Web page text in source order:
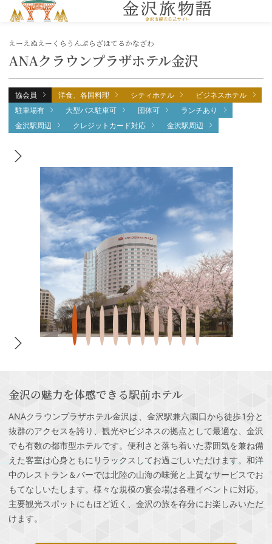
ANAクラウンプラザホテル金沢
えーえぬえーくらうんぷらざほてるかなざわ
協会員 洋食、各国料理 シティホテル
ビジネスホテル
駐車場有
大型バス駐車可 団体可
ランチあり
金沢駅周辺
クレジットカード対応 金沢駅周辺
金沢の魅力を体感できる駅前ホテル
ANAクラウンプラザホテル金沢は、金沢駅兼六園口から徒歩1分と
抜群のアクセスを誇り、観光やビジネスの拠点として最適な、金沢
でも有数の都市型ホテルです。便利さと落ち着いた雰囲気を兼ね備
えた客室は心身ともにリラックスしてお過ごしいただけます。和洋
中のレストラン＆バーでは北陸の山海の味覚と上質なサービスでお
もてなしいたします。様々な規模の宴会場は各種イベントに対応。
主要観光スポットにもほど近く、金沢の旅を存分にお楽しみいただ
けます。